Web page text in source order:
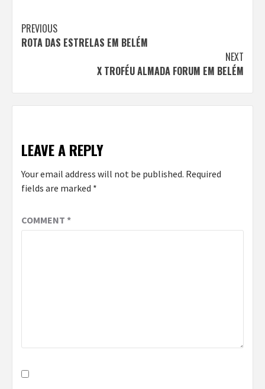
Continue
Reading
PREVIOUS
ROTA DAS ESTRELAS EM BELÉM
NEXT
X TROFÉU ALMADA FORUM EM BELÉM
LEAVE A REPLY
Your email address will not be published. Required
fields are marked *
COMMENT *